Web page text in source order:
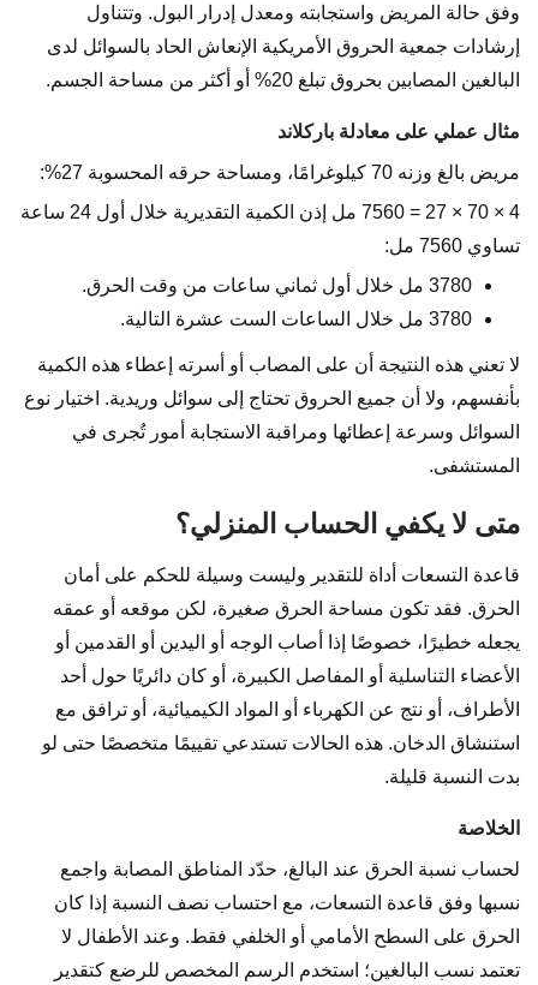
وفق حالة المريض واستجابته ومعدل إدرار البول. وتتناول
إرشادات جمعية الحروق الأمريكية الإنعاش الحاد بالسوائل لدى
البالغين المصابين بحروق تبلغ 20% أو أكثر من مساحة الجسم.
مثال عملي على معادلة باركلاند
مريض بالغ وزنه 70 كيلوغرامًا، ومساحة حرقه المحسوبة 27%:
4 × 70 × 27 = 7560 مل إذن الكمية التقديرية خلال أول 24 ساعة
تساوي 7560 مل:
3780 مل خلال أول ثماني ساعات من وقت الحرق.
3780 مل خلال الساعات الست عشرة التالية.
لا تعني هذه النتيجة أن على المصاب أو أسرته إعطاء هذه الكمية
بأنفسهم، ولا أن جميع الحروق تحتاج إلى سوائل وريدية. اختيار نوع
السوائل وسرعة إعطائها ومراقبة الاستجابة أمور تُجرى في
المستشفى.
متى لا يكفي الحساب المنزلي؟
قاعدة التسعات أداة للتقدير وليست وسيلة للحكم على أمان
الحرق. فقد تكون مساحة الحرق صغيرة، لكن موقعه أو عمقه
يجعله خطيرًا، خصوصًا إذا أصاب الوجه أو اليدين أو القدمين أو
الأعضاء التناسلية أو المفاصل الكبيرة، أو كان دائريًا حول أحد
الأطراف، أو نتج عن الكهرباء أو المواد الكيميائية، أو ترافق مع
استنشاق الدخان. هذه الحالات تستدعي تقييمًا متخصصًا حتى لو
بدت النسبة قليلة.
الخلاصة
لحساب نسبة الحرق عند البالغ، حدّد المناطق المصابة واجمع
نسبها وفق قاعدة التسعات، مع احتساب نصف النسبة إذا كان
الحرق على السطح الأمامي أو الخلفي فقط. وعند الأطفال لا
تعتمد نسب البالغين؛ استخدم الرسم المخصص للرضع كتقدير